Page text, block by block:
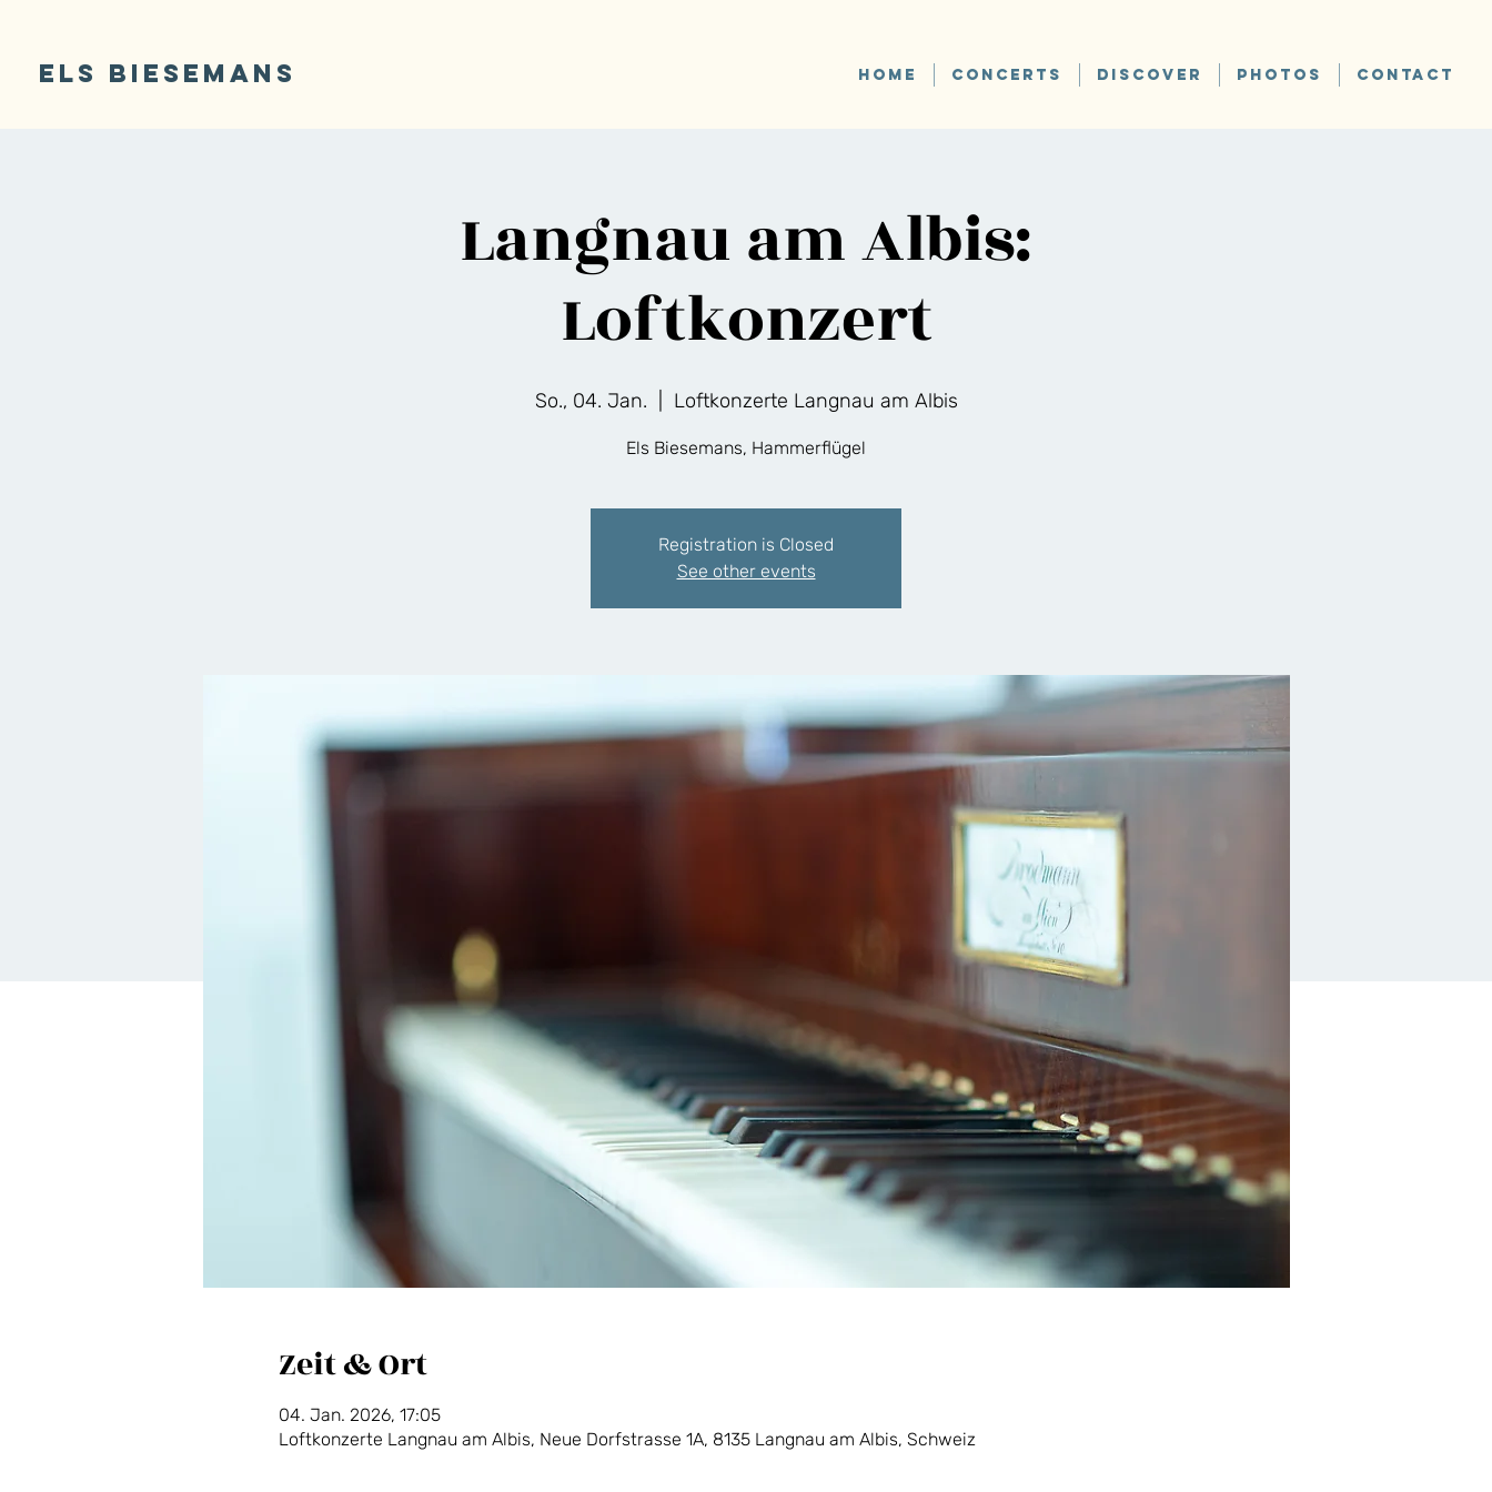
ELS BIESEMANS HOME CONCERTS DISCOVER PHOTOS CONTACT
Langnau am Albis:
Loftkonzert
So., 04. Jan. Loftkonzerte Langnau am Albis
Els Biesemans, Hammerflügel
Registration is Closed
See other events
Zeit & Ort
04. Jan. 2026, 17:05
Loftkonzerte Langnau am Albis, Neue Dorfstrasse 1A, 8135 Langnau am Albis, Schweiz